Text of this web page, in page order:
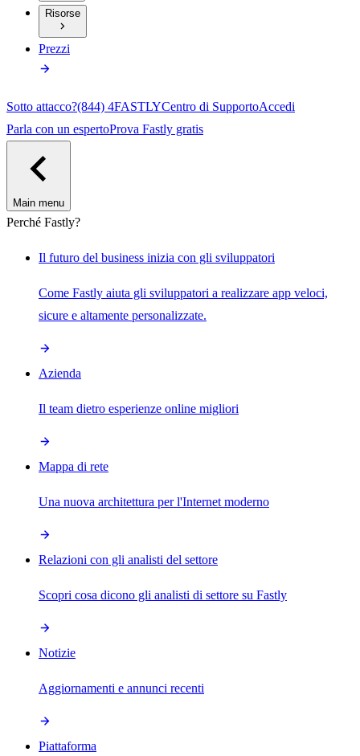
Risorse
Prezzi
Sotto attacco?(844) 4FASTLYCentro di SupportoAccedi
Parla con un espertoProva Fastly gratis
Main menu
Perché Fastly?
Il futuro del business inizia con gli sviluppatori
Come Fastly aiuta gli sviluppatori a realizzare app veloci,
sicure e altamente personalizzate.
Azienda
Il team dietro esperienze online migliori
Mappa di rete
Una nuova architettura per l'Internet moderno
Relazioni con gli analisti del settore
Scopri cosa dicono gli analisti di settore su Fastly
Notizie
Aggiornamenti e annunci recenti
Piattaforma